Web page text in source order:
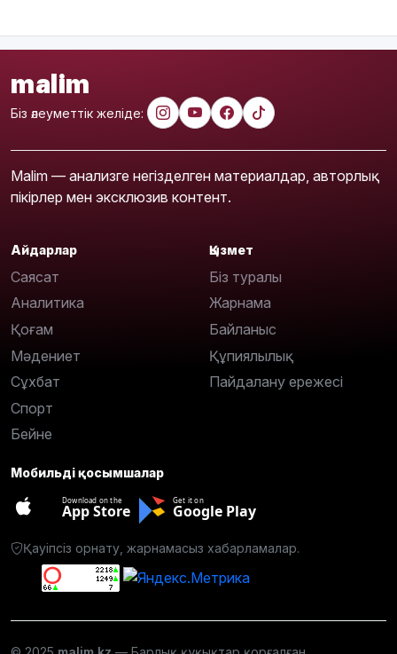
malim
Біз әлеуметтік желіде:
Malim — анализге негізделген материалдар, авторлық
пікірлер мен эксклюзив контент.
Айдарлар
Саясат
Аналитика
Қоғам
Мәдениет
Сұхбат
Спорт
Бейне
Қызмет
Біз туралы
Жарнама
Байланыс
Құпиялылық
Пайдалану ережесі
Мобильді қосымшалар
Download on the
App Store
Get it on
Google Play
Қауіпсіз орнату, жарнамасыз хабарламалар.